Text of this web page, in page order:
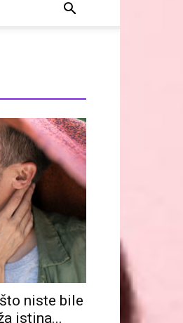
niste bile
istina...